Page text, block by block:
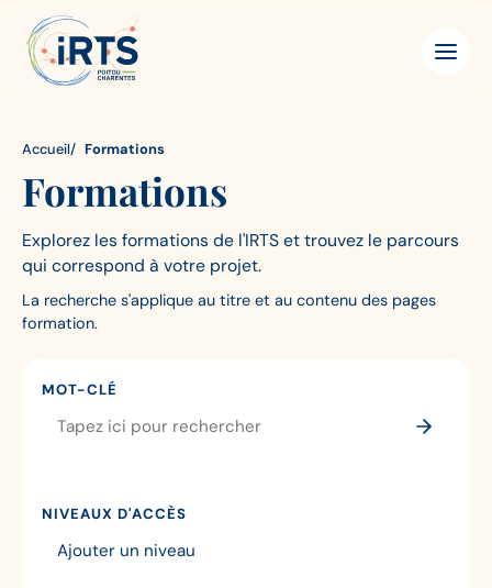
contenu
principal
Poitou-
Charentes
Accueil Formations
Formations
Explorez les formations de l'IRTS et trouvez le parcours
qui correspond à votre projet.
La recherche s'applique au titre et au contenu des pages
formation.
MOT-CLÉ
NIVEAUX D'ACCÈS
Panneau de gestion des cookies